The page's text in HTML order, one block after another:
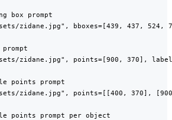
box prompt
zidane.jpg", bboxes=[439, 437, 524,
zidane.jpg", points=[900, 370],
points prompt
zidane.jpg", points=[[400, 370],
points prompt per object